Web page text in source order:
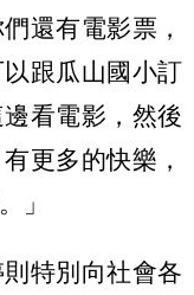
還有電影票，
跟瓜山國小訂
看電影，然後
更多的快樂，
」
特別向社會各